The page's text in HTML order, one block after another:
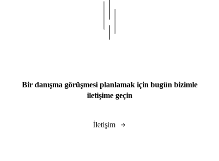
Bir danışma görüşmesi planlamak için bugün bizimle
iletişime geçin
İletişim